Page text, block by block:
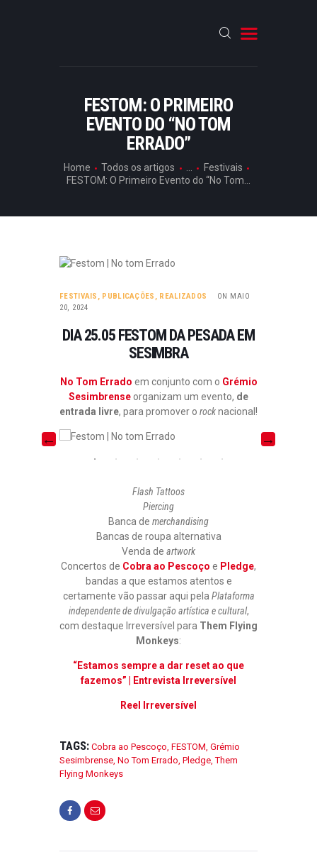
FESTOM: O PRIMEIRO
EVENTO DO “NO TOM
ERRADO”
Home Todos os artigos ...
Festivais
FESTOM: O Primeiro Evento do “No Tom...
CRÓNICAS
ENTREVISTAS
RUBRICAS
ARTIGOS
FESTIVAIS , PUBLICAÇÕES , REALIZADOS
ON MAIO
20, 2024
DIA 25.05 FESTOM DA PESADA EM
SESIMBRA
No Tom Errado em conjunto com o Grémio
Sesimbrense organizam um evento, de
entrada livre, para promover o rocknacional!
Flash Tattoos
Piercing
Banca de merchandising
Bancas de roupa alternativa
Venda de artwork
Concertos de Cobra ao Pescoço e Pledge,
bandas a que estamos atentos e
certamente vão passar aqui pelaPlataforma
independente de divulgação artística e cultural,
com destaque Irreversível para Them Flying
Monkeys:
“Estamos sempre a dar reset ao que
fazemos” | Entrevista Irreversível
Reel Irreversível
TAGS: Cobra ao Pescoço FESTOM Grémio
Sesimbrense No Tom Errado Pledge ,Them
Flying Monkeys